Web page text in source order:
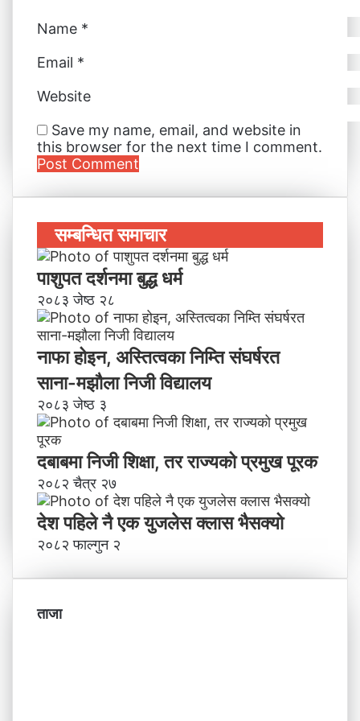
Name *
Email *
Website
Save my name, email, and website in
this browser for the next time I comment.
सम्बन्धित समाचार
पाशुपत दर्शनमा बुद्ध धर्म​
२०८३ जेष्ठ २८
नाफा होइन, अस्तित्वका निम्ति संघर्षरत
साना-मझौला निजी विद्यालय
२०८३ जेष्ठ ३
दबाबमा निजी शिक्षा, तर राज्यको प्रमुख पूरक
२०८२ चैत्र २७
देश पहिले नै एक युजलेस क्लास भैसक्यो
२०८२ फाल्गुन २
ताजा